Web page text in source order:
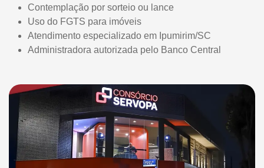
Contemplação por sorteio ou lance
Uso do FGTS para imóveis
Atendimento especializado em Ipumirim/SC
Administradora autorizada pelo Banco Central